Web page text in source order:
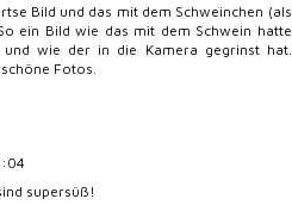
Bild und das mit dem Schweinchen (als
ein Bild wie das mit dem Schwein hatte
wie der in die Kamera gegrinst hat.
Fotos.
supersüß!